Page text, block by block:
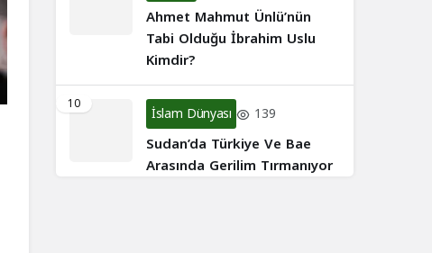
Ahmet Mahmut Ünlü’nün
Tabi Olduğu İbrahim Uslu
Kimdir?
10 İslam Dünyası 139
Sudan’da Türkiye Ve Bae
Arasında Gerilim Tırmanıyor